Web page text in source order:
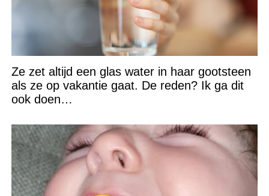
Ze zet altijd een glas water in haar gootsteen
als ze op vakantie gaat. De reden? Ik ga dit
ook doen…